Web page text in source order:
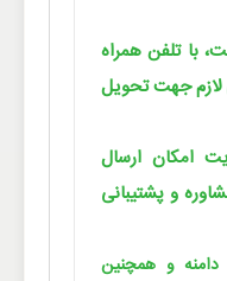
با تلفن همراه
جهت تحویل
امکان ارسال
و پشتیبانی
و همچنین